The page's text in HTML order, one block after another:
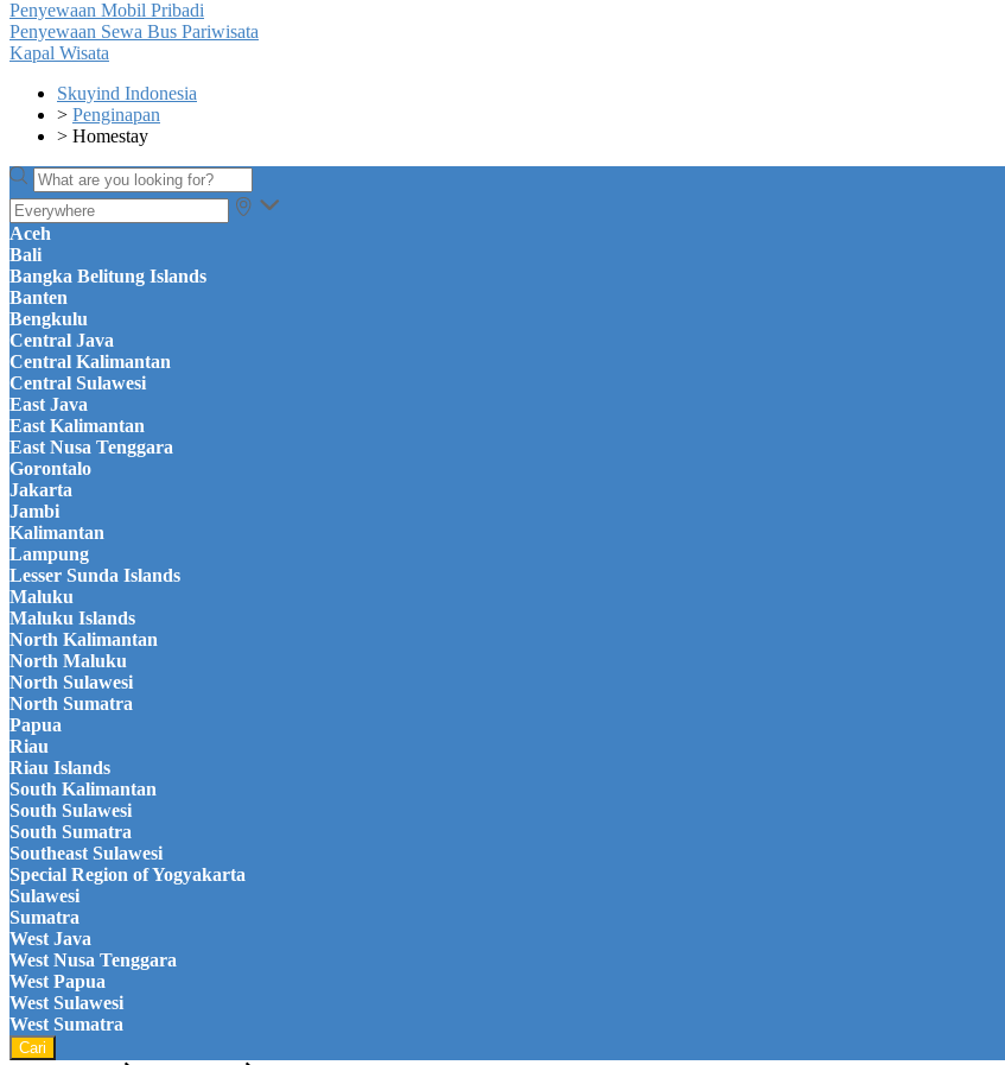
Penyewaan Mobil Pribadi
Penyewaan Sewa Bus Pariwisata
Kapal Wisata
Skuyind Indonesia
> Penginapan
> Homestay
Aceh
Bali
Bangka Belitung Islands
Banten
Bengkulu
Central Java
Central Kalimantan
Central Sulawesi
East Java
East Kalimantan
East Nusa Tenggara
Gorontalo
Jakarta
Jambi
Kalimantan
Lampung
Lesser Sunda Islands
Maluku
Maluku Islands
North Kalimantan
North Maluku
North Sulawesi
North Sumatra
Papua
Riau
Riau Islands
South Kalimantan
South Sulawesi
South Sumatra
Southeast Sulawesi
Special Region of Yogyakarta
Sulawesi
Sumatra
West Java
West Nusa Tenggara
West Papua
West Sulawesi
West Sumatra
Cari